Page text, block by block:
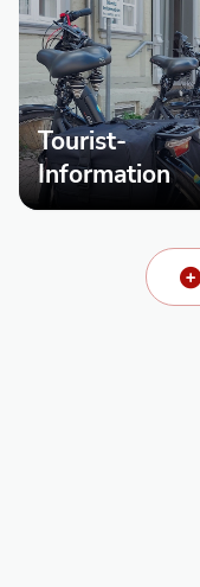
Tourist-
Information